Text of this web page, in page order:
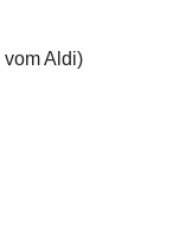
vom Aldi)